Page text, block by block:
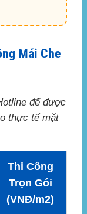
Mái Che
để được
thực tế mặt
Thi Công
Trọn Gói
(VNĐ/m2)